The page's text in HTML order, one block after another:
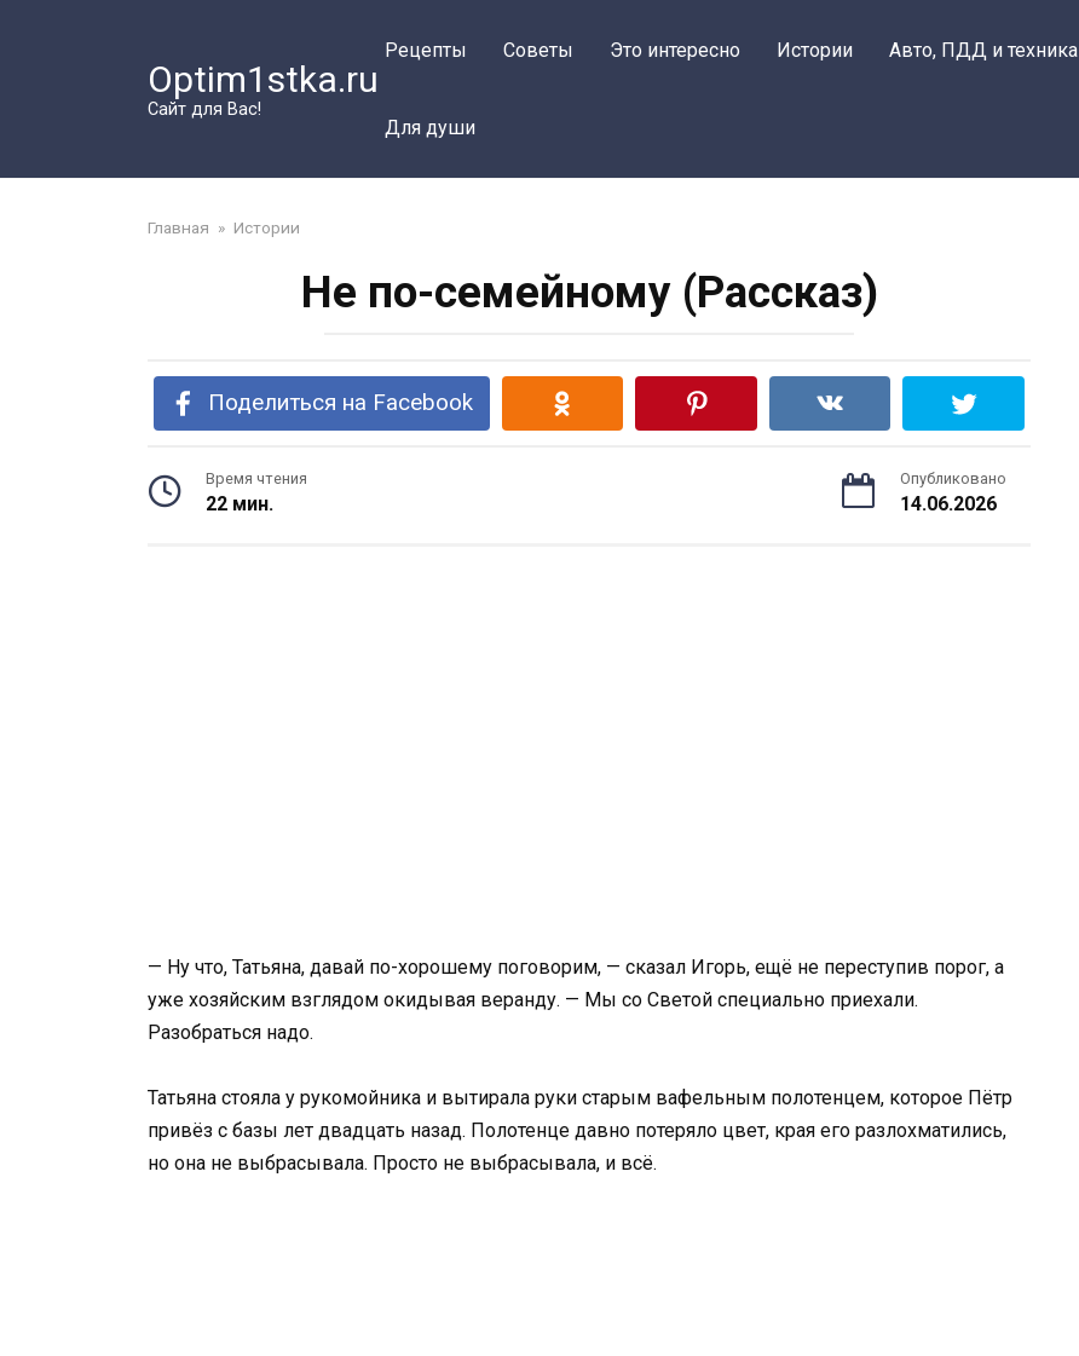
Optim1stka.ru
Сайт для Вас!
Рецепты Советы Это интересно Истории Авто, ПДД и техника
Для души
Главная » Истории
Не по-семейному (Рассказ)
Поделиться на Facebook
Время чтения
22 мин.
Опубликовано
14.06.2026
— Ну что, Татьяна, давай по-хорошему поговорим, — сказал Игорь, ещё не переступив порог, а
уже хозяйским взглядом окидывая веранду. — Мы со Светой специально приехали.
Разобраться надо.
Татьяна стояла у рукомойника и вытирала руки старым вафельным полотенцем, которое Пётр
привёз с базы лет двадцать назад. Полотенце давно потеряло цвет, края его разлохматились,
но она не выбрасывала. Просто не выбрасывала, и всё.